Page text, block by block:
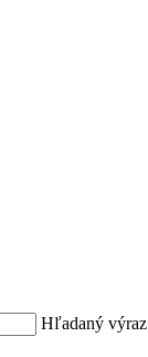
Hľadaný výraz